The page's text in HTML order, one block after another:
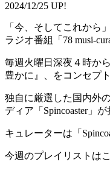
2024/12/25 UP!
「今、そしてこれから
ラジオ番組「78 musi-
毎週火曜日深夜４時か
豊かに』、をコンセプト
独自に厳選した国内外
ディア「Spincoaster」が
キュレーターは「
今週のプレイリストは